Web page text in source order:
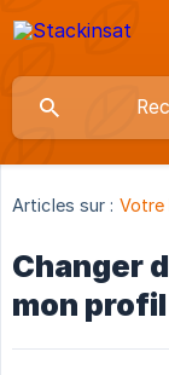
Articles sur : Votre
Changer
mon